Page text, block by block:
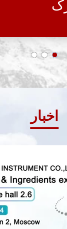
اخبار